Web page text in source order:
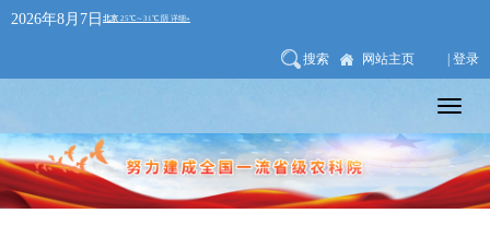
2026年8月7日
搜索 网站主页 | 登录